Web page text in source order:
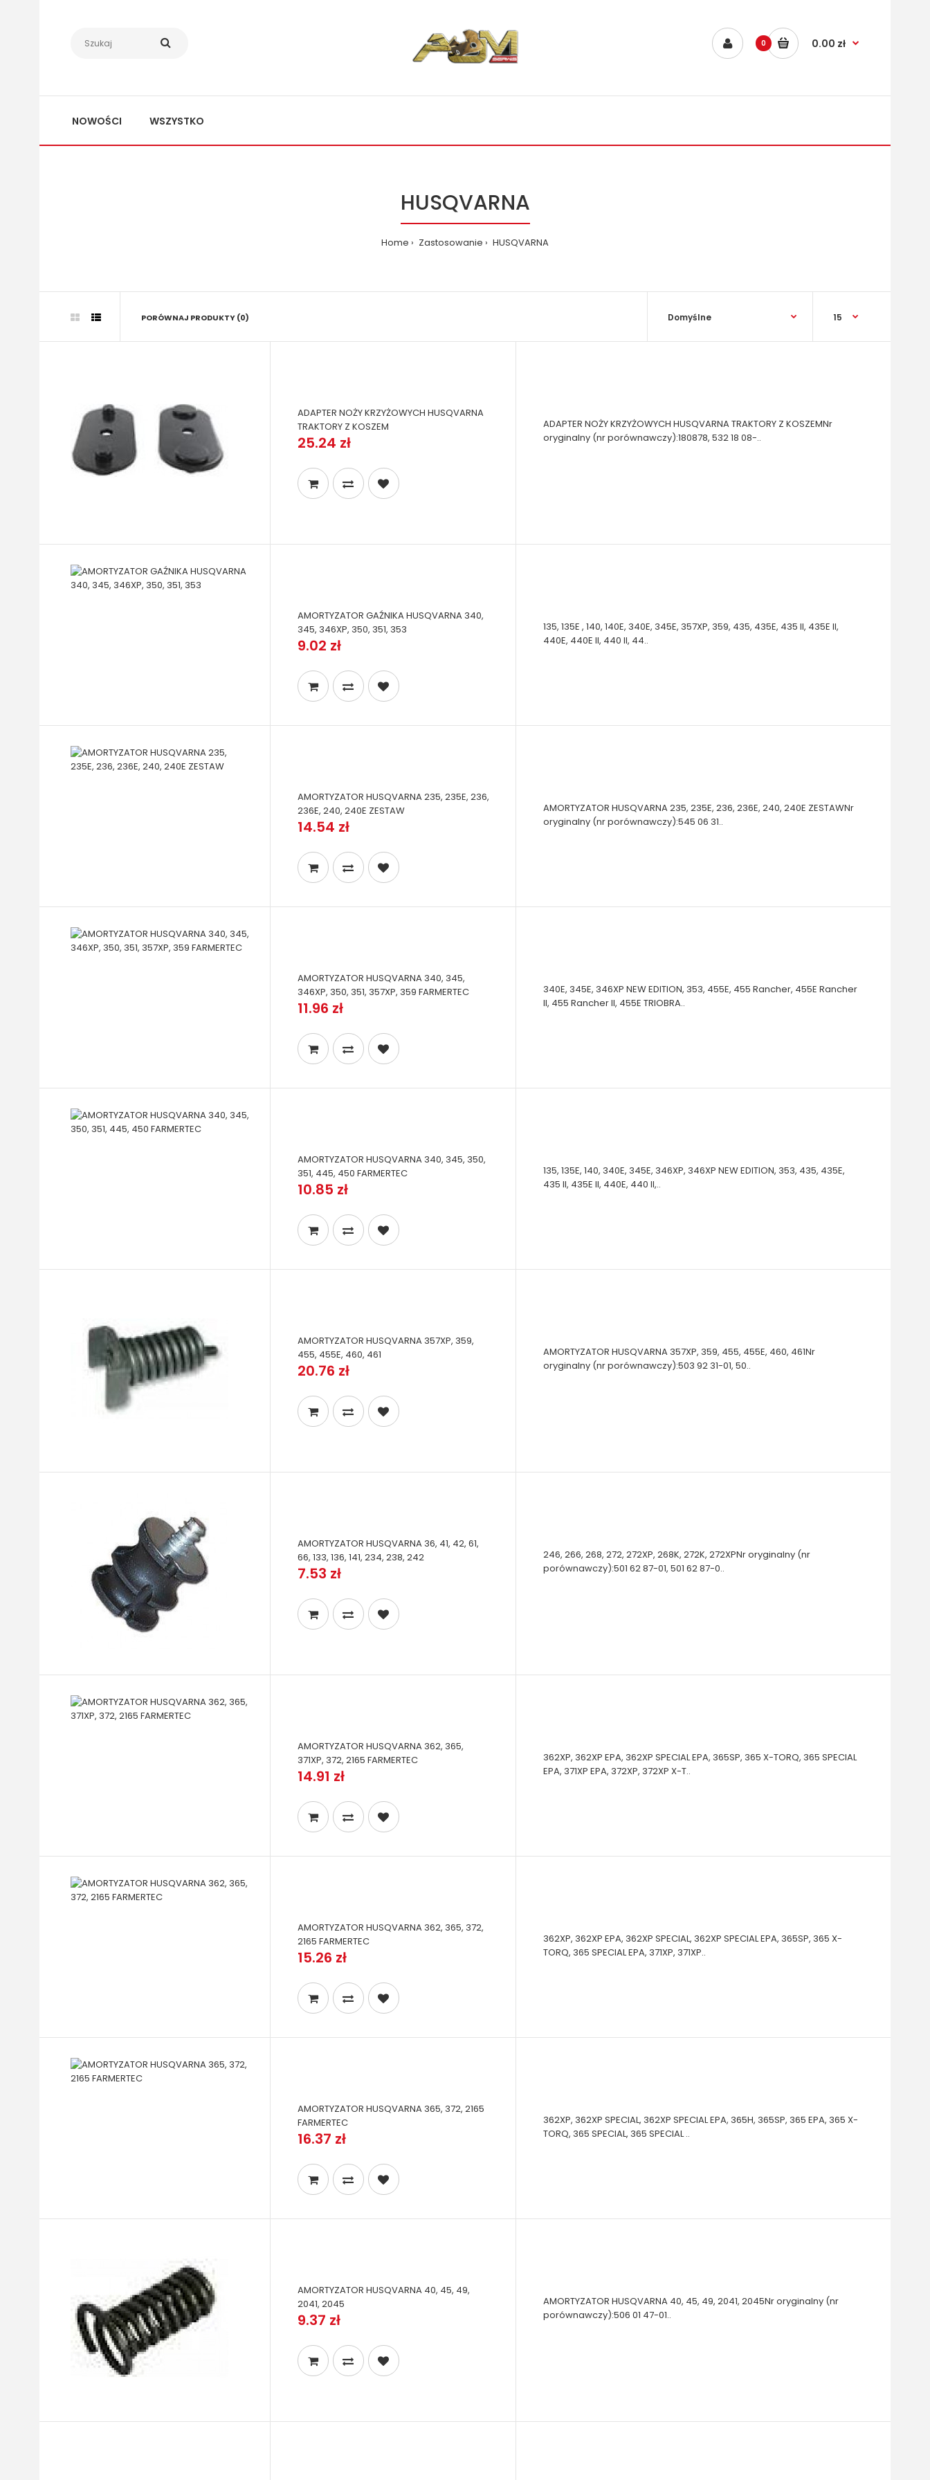
0 0.00 zł
NOWOŚCI WSZYSTKO
HUSQVARNA
Home Zastosowanie HUSQVARNA
PORÓWNAJ PRODUKTY (0)
ADAPTER NOŻY KRZYŻOWYCH HUSQVARNA
TRAKTORY Z KOSZEM
25.24 zł
ADAPTER NOŻY KRZYŻOWYCH HUSQVARNA TRAKTORY Z KOSZEMNr
oryginalny (nr porównawczy):180878, 532 18 08-..
AMORTYZATOR GAŹNIKA HUSQVARNA 340,
345, 346XP, 350, 351, 353
9.02 zł
135, 135E , 140, 140E, 340E, 345E, 357XP, 359, 435, 435E, 435 II, 435E II,
440E, 440E II, 440 II, 44..
AMORTYZATOR HUSQVARNA 235, 235E, 236,
236E, 240, 240E ZESTAW
14.54 zł
AMORTYZATOR HUSQVARNA 235, 235E, 236, 236E, 240, 240E ZESTAWNr
oryginalny (nr porównawczy):545 06 31..
AMORTYZATOR HUSQVARNA 340, 345,
346XP, 350, 351, 357XP, 359 FARMERTEC
11.96 zł
340E, 345E, 346XP NEW EDITION, 353, 455E, 455 Rancher, 455E Rancher
II, 455 Rancher II, 455E TRIOBRA..
AMORTYZATOR HUSQVARNA 340, 345, 350,
351, 445, 450 FARMERTEC
10.85 zł
135, 135E, 140, 340E, 345E, 346XP, 346XP NEW EDITION, 353, 435, 435E,
435 II, 435E II, 440E, 440 II,..
AMORTYZATOR HUSQVARNA 357XP, 359,
455, 455E, 460, 461
20.76 zł
AMORTYZATOR HUSQVARNA 357XP, 359, 455, 455E, 460, 461Nr
oryginalny (nr porównawczy):503 92 31-01, 50..
AMORTYZATOR HUSQVARNA 36, 41, 42, 61,
66, 133, 136, 141, 234, 238, 242
7.53 zł
246, 266, 268, 272, 272XP, 268K, 272K, 272XPNr oryginalny (nr
porównawczy):501 62 87-01, 501 62 87-0..
AMORTYZATOR HUSQVARNA 362, 365,
371XP, 372, 2165 FARMERTEC
14.91 zł
362XP, 362XP EPA, 362XP SPECIAL EPA, 365SP, 365 X-TORQ, 365 SPECIAL
EPA, 371XP EPA, 372XP, 372XP X-T..
AMORTYZATOR HUSQVARNA 362, 365, 372,
2165 FARMERTEC
15.26 zł
362XP, 362XP EPA, 362XP SPECIAL, 362XP SPECIAL EPA, 365SP, 365 X-
TORQ, 365 SPECIAL EPA, 371XP, 371XP..
AMORTYZATOR HUSQVARNA 365, 372, 2165
FARMERTEC
16.37 zł
362XP, 362XP SPECIAL, 362XP SPECIAL EPA, 365H, 365SP, 365 EPA, 365 X-
TORQ, 365 SPECIAL, 365 SPECIAL ..
AMORTYZATOR HUSQVARNA 40, 45, 49,
2041, 2045
9.37 zł
AMORTYZATOR HUSQVARNA 40, 45, 49, 2041, 2045Nr oryginalny (nr
porównawczy):506 01 47-01..